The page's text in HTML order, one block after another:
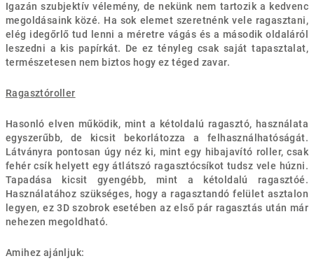
Igazán szubjektív vélemény, de nekünk nem tartozik a kedvenc
megoldásaink közé. Ha sok elemet szeretnénk vele ragasztani,
elég idegőrlő tud lenni a méretre vágás és a második oldaláról
leszedni a kis papírkát. De ez tényleg csak saját tapasztalat,
természetesen nem biztos hogy ez téged zavar.
Ragasztóroller
Hasonló elven működik, mint a kétoldalú ragasztó, használata
egyszerűbb, de kicsit bekorlátozza a felhasználhatóságát.
Látványra pontosan úgy néz ki, mint egy hibajavító roller, csak
fehér csík helyett egy átlátszó ragasztócsíkot tudsz vele húzni.
Tapadása kicsit gyengébb, mint a kétoldalú ragasztóé.
Használatához szükséges, hogy a ragasztandó felület asztalon
legyen, ez 3D szobrok esetében az első pár ragasztás után már
nehezen megoldható.
Amihez ajánljuk: